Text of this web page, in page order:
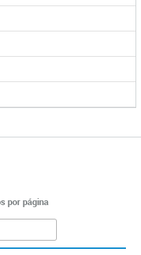
por página